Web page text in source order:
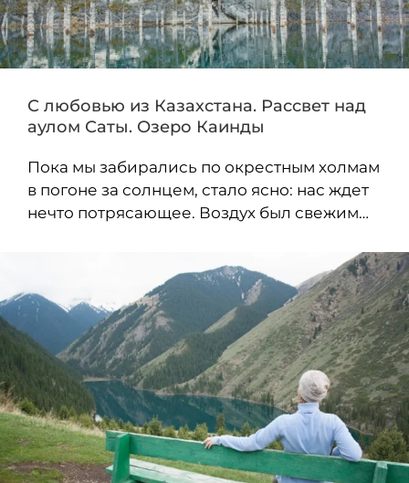
С любовью из Казахстана. Рассвет над
аулом Саты. Озеро Каинды
Пока мы забирались по окрестным холмам
в погоне за солнцем, стало ясно: нас ждет
нечто потрясающее. Воздух был свежим…